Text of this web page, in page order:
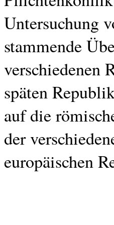
Untersuchung
stammende
verschiedenen
späten
auf die
der
europäischen